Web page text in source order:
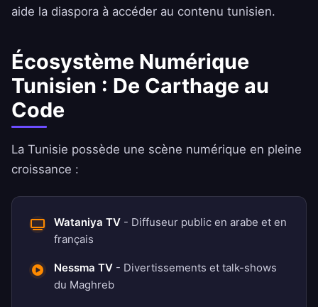
aide la diaspora à accéder au contenu tunisien.
Écosystème Numérique
Tunisien : De Carthage au
Code
La Tunisie possède une scène numérique en pleine
croissance :
Wataniya TV - Diffuseur public en arabe et en
français
Nessma TV - Divertissements et talk-shows
du Maghreb